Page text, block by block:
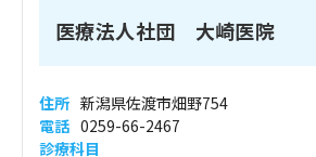
医療法人社団 大崎医院
住所 新潟県佐渡市畑野754
電話 0259-66-2467
診療科目